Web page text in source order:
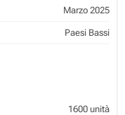
Marzo 2025
Paesi Bassi
1600 unità